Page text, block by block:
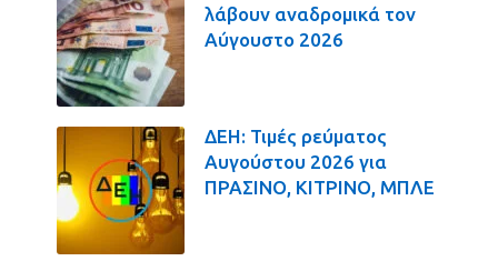
λάβουν αναδρομικά τον
Αύγουστο 2026
ΔΕΗ: Τιμές ρεύματος
Αυγούστου 2026 για
ΠΡΑΣΙΝΟ, ΚΙΤΡΙΝΟ, ΜΠΛΕ